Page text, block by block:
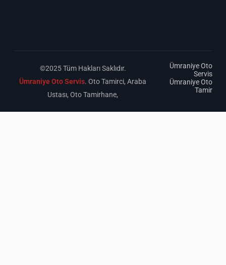
©2025 Tüm Hakları Saklıdır.
Ümraniye Oto Servis. Oto Tamirci, Araba
Ustası, Oto Tamirhane,
Ümraniye Oto
Servis
Ümraniye Oto
Tamir